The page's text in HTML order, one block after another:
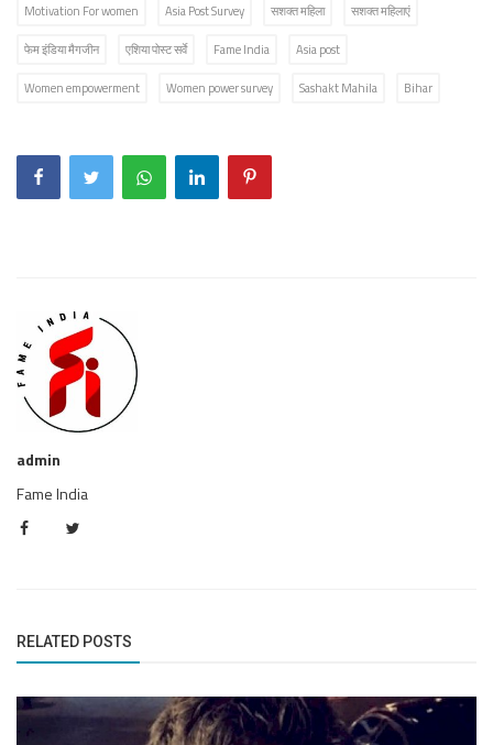
Motivation For women Asia Post Survey सशक्त महिला सशक्त महिलाएं
फेम इंडिया मैगजीन एशिया पोस्ट सर्वे Fame India Asia post
Women empowerment Women power survey Sashakt Mahila Bihar
admin
Fame India
RELATED POSTS